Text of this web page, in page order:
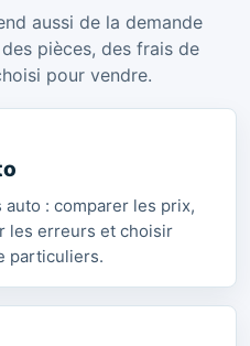
aussi de la demande
pièces, des frais de
pour vendre.
auto : comparer les prix,
les erreurs et choisir
particuliers.